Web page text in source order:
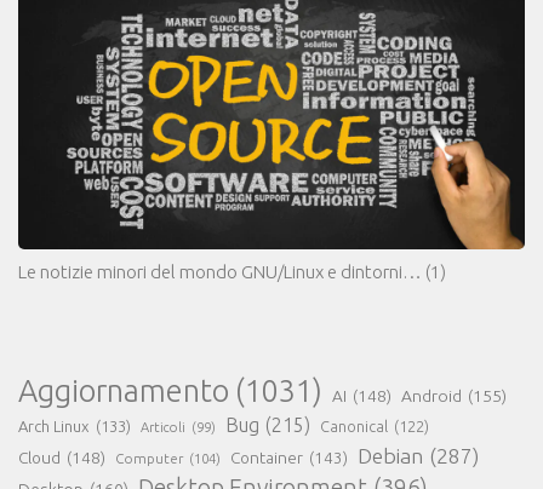
Le notizie minori del mondo GNU/Linux e dintorni… (1)
Aggiornamento (1031) AI (148) Android (155)
Arch Linux (133) Articoli (99) Bug (215) Canonical (122)
Cloud (148) Computer (104) Container (143) Debian (287)